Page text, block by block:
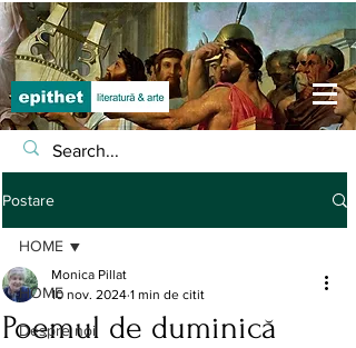
Postare
HOME
Despre noi
HOME
Poemul de duminică
Monica Pillat
10 nov. 2024 1 min de citit